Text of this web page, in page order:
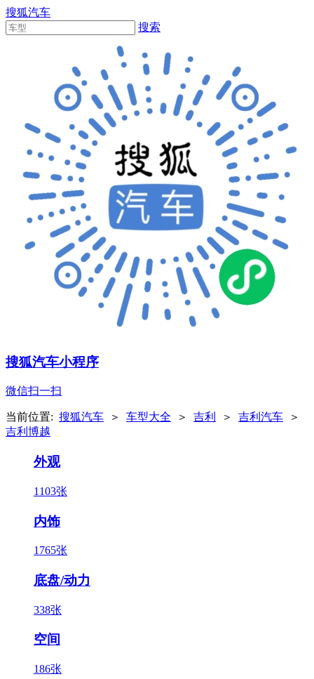
搜狐汽车
搜索
搜狐汽车小程序
微信扫一扫
当前位置: 搜狐汽车 ＞ 车型大全 ＞ 吉利 ＞ 吉利汽车
＞
吉利博越
外观
1103张
内饰
1765张
底盘/动力
338张
空间
186张